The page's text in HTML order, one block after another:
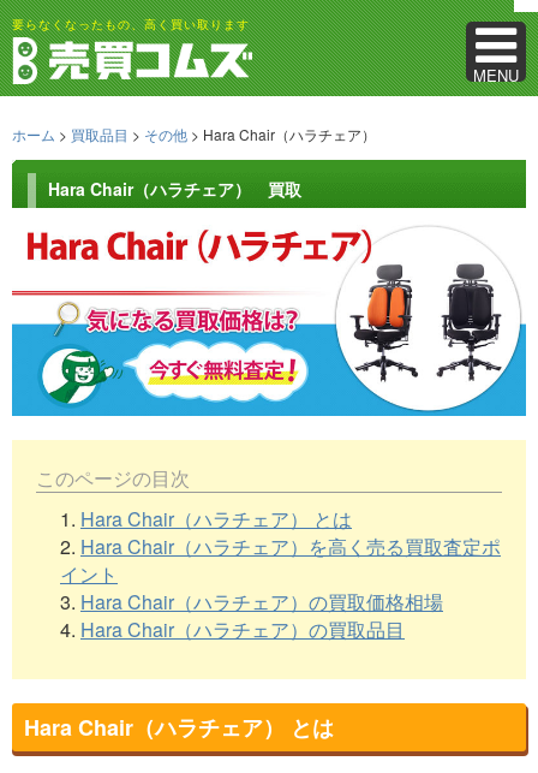
MENU
要らなくなったもの、高く買い取ります
ホーム > 買取品目 > その他 > Hara Chair（ハラチェア）
Hara Chair（ハラチェア） 買取
このページの目次
1. Hara Chair（ハラチェア） とは
2. Hara Chair（ハラチェア）を高く売る買取査定ポ
イント
3. Hara Chair（ハラチェア）の買取価格相場
4. Hara Chair（ハラチェア）の買取品目
Hara Chair（ハラチェア） とは